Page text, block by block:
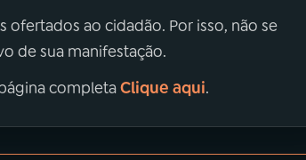
ofertados ao cidadão. Por isso, não se
de sua manifestação.
completaClique aqui.